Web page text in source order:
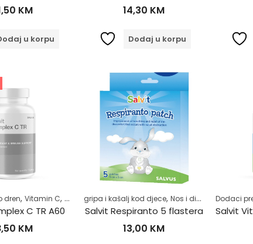
KM
u korpu
14,30 KM
Dodaj u korpu
dren, Vitamin C, Zdrav život
C TR A60
KM
gripa i kašalj kod djece, Nos i disajni putevi ,
Salvit Respiranto 5 flastera
13,00 KM
Dodaci